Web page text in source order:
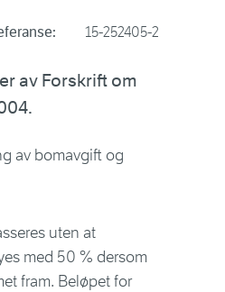
15-252405-2
av Forskrift om
av bomavgift og
uten at
med 50 % dersom
fram. Beløpet for